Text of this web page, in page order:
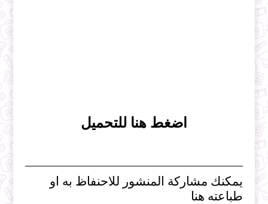
اضغط هنا للتحميل
يمكنك مشاركة المنشور للاحنفاظ به او
طباعته هنا